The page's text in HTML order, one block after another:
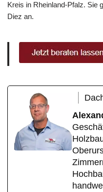
Kreis in Rheinland-Pfalz. Sie
Diez an.